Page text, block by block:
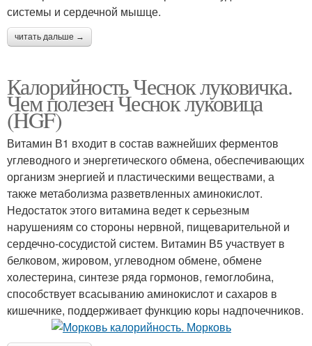
системы и сердечной мышце.
читать дальше →
Калорийность Чеснок луковичка.
Чем полезен Чеснок луковица
(HGF)
Витамин В1 входит в состав важнейших ферментов
углеводного и энергетического обмена, обеспечивающих
организм энергией и пластическими веществами, а
также метаболизма разветвленных аминокислот.
Недостаток этого витамина ведет к серьезным
нарушениям со стороны нервной, пищеварительной и
сердечно-сосудистой систем. Витамин В5 участвует в
белковом, жировом, углеводном обмене, обмене
холестерина, синтезе ряда гормонов, гемоглобина,
способствует всасыванию аминокислот и сахаров в
кишечнике, поддерживает функцию коры надпочечников.